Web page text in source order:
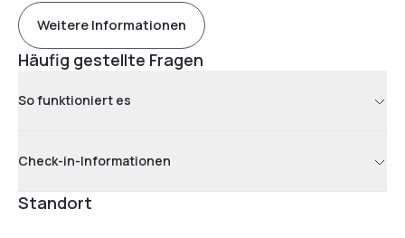
Weitere Informationen
Häufig gestellte Fragen
So funktioniert es
Check-in-Informationen
Standort